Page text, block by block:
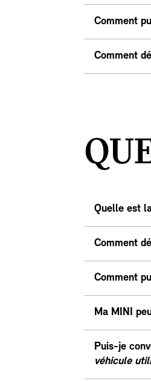
Comment
Comment
Quelle est
Comment
Comment
Ma MINI
Puis-je
véhicule